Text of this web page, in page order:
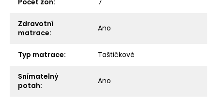
Zdravotní
matrace: Ano
Typ matrace: Taštičkové
Snímatelný
potah: Ano